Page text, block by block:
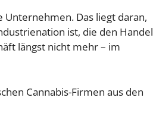
Das liegt daran,
ist, die den Handel
längst nicht mehr – im
Cannabis-Firmen aus den